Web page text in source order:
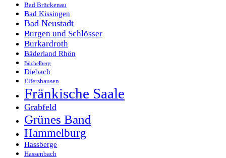
Bad Brückenau
Bad Kissingen
Bad Neustadt
Burgen und Schlösser
Burkardroth
Bäderland Rhön
Büchelberg
Diebach
Elfershausen
Fränkische Saale
Grabfeld
Grünes Band
Hammelburg
Hassberge
Hassenbach